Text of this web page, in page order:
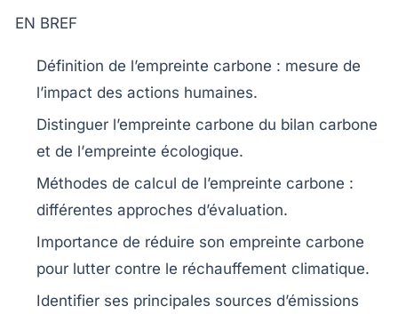
EN BREF
Définition de l’empreinte carbone : mesure de
l’impact des actions humaines.
Distinguer l’empreinte carbone du bilan carbone
et de l’empreinte écologique.
Méthodes de calcul de l’empreinte carbone :
différentes approches d’évaluation.
Importance de réduire son empreinte carbone
pour lutter contre le réchauffement climatique.
Identifier ses principales sources d’émissions